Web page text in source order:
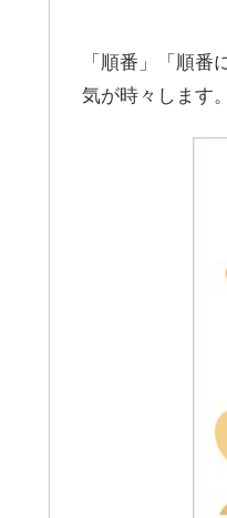
「順番」「順
気が時々します